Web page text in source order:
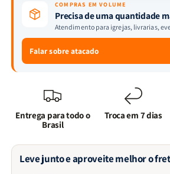
COMPRAS EM VOLUME
Precisa de uma quantidade
Atendimento para igrejas, livrarias,
Falar sobre atacado
Entrega para todo o
Brasil
Troca em 7 dias
Leve junto e aproveite melhor o